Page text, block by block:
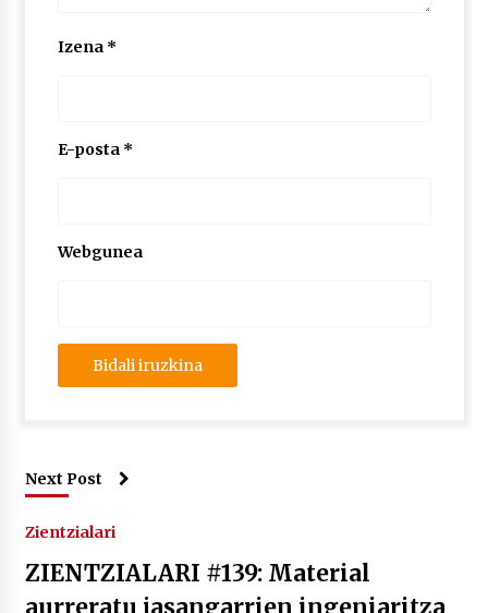
Izena *
E-posta *
Webgunea
Next Post
Zientzialari
ZIENTZIALARI #139: Material